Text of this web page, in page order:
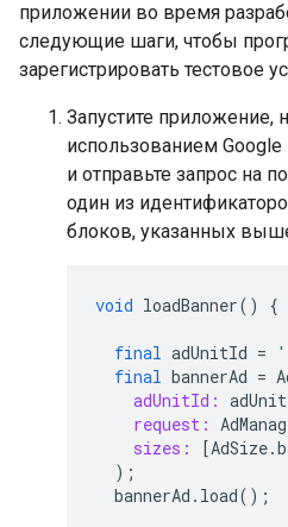
приложении во время
следующие шаги, чтобы
зарегистрировать тестовое
Запустите приложение,
использованием
и отправьте запрос на
один из
блоков, указанных
void loadBanner() {
final adUnitId =
final bannerAd =
adUnitId:
request:
sizes:
[AdSize.
);
bannerAd . load();